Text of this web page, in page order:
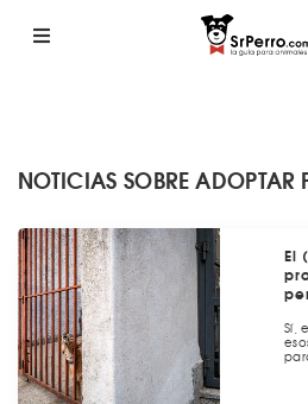
NOTICIAS SOBRE ADOPTAR
El
Sí,